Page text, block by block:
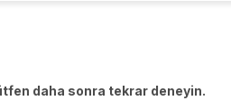
daha sonra tekrar deneyin.